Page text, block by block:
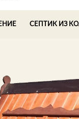
СЕПТИК ИЗ